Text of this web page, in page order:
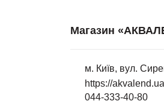
Магазин
м. Київ, вул.
https://
044-333-40-80